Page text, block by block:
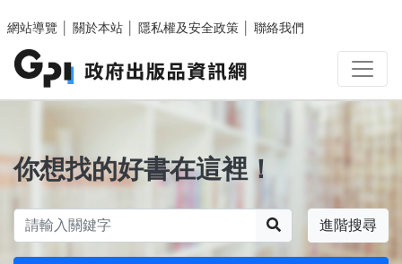
網站導覽
關於本站 隱私權及安全政策 聯絡我們
你想找的好書在這裡！
進階搜尋